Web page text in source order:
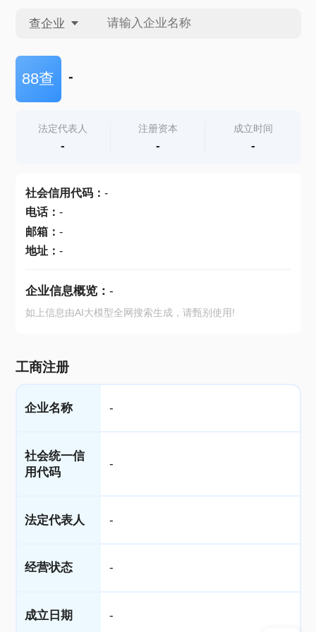
查企业
查企业
查产地
88查 -
法定代表人
-
注册资本
-
成立时间
-
社会信用代码： -
电话： -
邮箱： -
地址： -
企业信息概览： -
如上信息由AI大模型全网搜索生成，请甄别使用!
工商注册
企业名称 -
社会统一信
用代码
-
法定代表人 -
经营状态 -
成立日期 -